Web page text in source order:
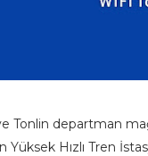
Tonlin departman
Yüksek Hızlı Tren